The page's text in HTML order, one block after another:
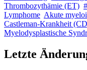
Thrombozythämie (ET)
Lymphome Akute
Castleman-Krankheit
Myelodysplastische
Letzte